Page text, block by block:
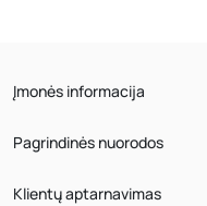
Įmonės informacija
Pagrindinės nuorodos
Klientų aptarnavimas